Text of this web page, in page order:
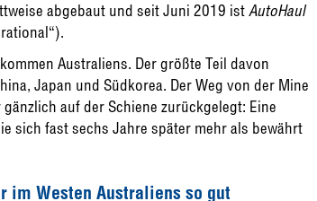
abgebaut und seit Juni 2019 istAutoHaul
Australiens. Der größte Teil davon
Japan und Südkorea. Der Weg von der Mine
auf der Schiene zurückgelegt: Eine
sich fast sechs Jahre später mehr als bewährt
im Westen Australiens so gut